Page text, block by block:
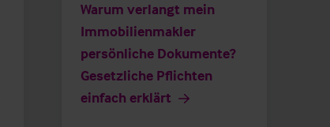
Warum verlangt mein
Immobilienmakler
persönliche Dokumente?
Gesetzliche Pflichten
einfach erklärt